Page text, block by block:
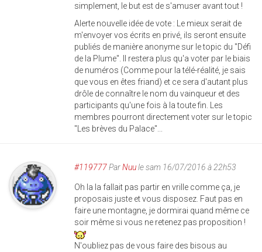
simplement, le but est de s'amuser avant tout !
Alerte nouvelle idée de vote : Le mieux serait de
m'envoyer vos écrits en privé, ils seront ensuite
publiés de manière anonyme sur le topic du "Défi
de la Plume". Il restera plus qu'a voter par le biais
de numéros (Comme pour la télé-réalité, je sais
que vous en êtes friand) et ce sera d'autant plus
drôle de connaître le nom du vainqueur et des
participants qu'une fois à la toute fin. Les
membres pourront directement voter sur le topic
"Les brèves du Palace"...
#119777ParNuule sam 16/07/2016 à 22h53
Oh la la fallait pas partir en vrille comme ça, je
proposais juste et vous disposez. Faut pas en
faire une montagne, je dormirai quand même ce
soir même si vous ne retenez pas proposition !
N'oubliez pas de vous faire des bisous au